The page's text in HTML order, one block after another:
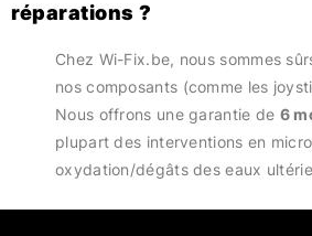
réparations ?
Chez Wi-Fix.be, nous sommes
nos composants (comme les
Nous offrons une garantie de 6
plupart des interventions en
oxydation/dégâts des eaux